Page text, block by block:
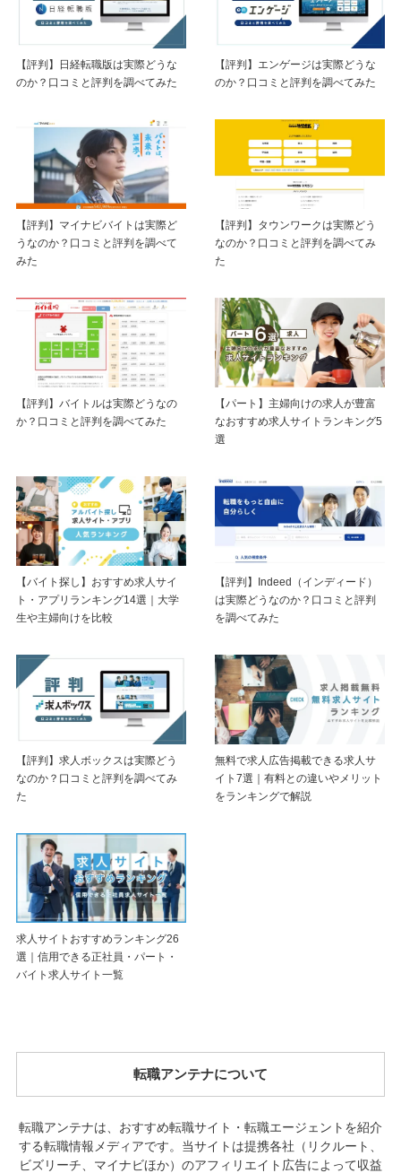
【評判】日経転職版は実際どうな
のか？口コミと評判を調べてみた
【評判】エンゲージは実際どうな
のか？口コミと評判を調べてみた
【評判】マイナビバイトは実際ど
うなのか？口コミと評判を調べて
みた
【評判】タウンワークは実際どう
なのか？口コミと評判を調べてみ
た
【評判】バイトルは実際どうなの
か？口コミと評判を調べてみた
【パート】主婦向けの求人が豊富
なおすすめ求人サイトランキング5
選
【バイト探し】おすすめ求人サイ
ト・アプリランキング14選｜大学
生や主婦向けを比較
【評判】Indeed（インディード）
は実際どうなのか？口コミと評判
を調べてみた
【評判】求人ボックスは実際どう
なのか？口コミと評判を調べてみ
た
無料で求人広告掲載できる求人サ
イト7選｜有料との違いやメリット
をランキングで解説
求人サイトおすすめランキング26
選｜信用できる正社員・パート・
バイト求人サイト一覧
転職アンテナについて
転職アンテナは、おすすめ転職サイト・転職エージェントを紹介
する転職情報メディアです。当サイトは提携各社（リクルート、
ビズリーチ、マイナビほか）のアフィリエイト広告によって収益